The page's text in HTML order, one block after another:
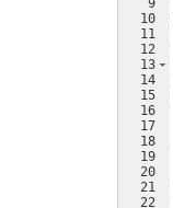
9
10
11
12
13
14
15
16
17
18
19
20
21
22